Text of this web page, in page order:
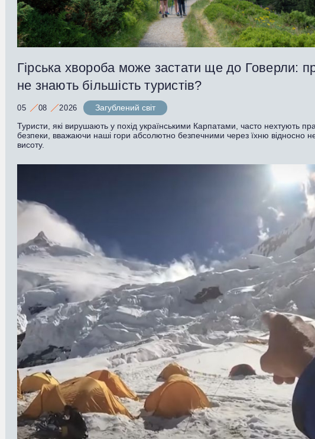
Гірська хвороба може застати ще до Говерли:
не знають більшість туристів?
05 08 2026
Загублений світ
Туристи, які вирушають у похід українськими Карпатами, часто нехтують
безпеки, вважаючи наші гори абсолютно безпечними через їхню відносно
висоту.